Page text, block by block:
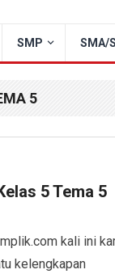
SMP SMA/
5
5 Tema 5
kali ini
kelengkapan